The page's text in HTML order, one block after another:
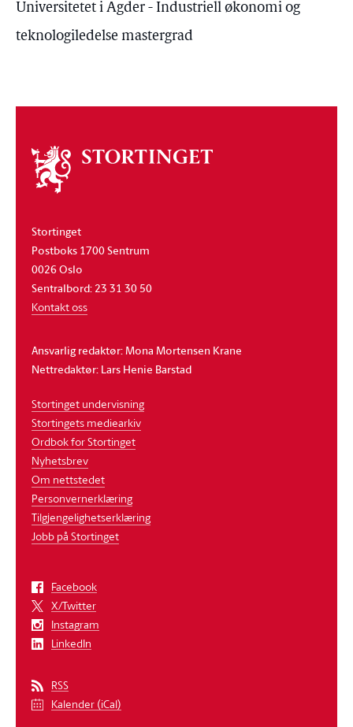
Universitetet i Agder - Industriell økonomi og
teknologiledelse mastergrad
Om
stortinget
Stortinget
Postboks 1700 Sentrum
0026 Oslo
Sentralbord: 23 31 30 50
Kontakt oss
Ansvarlig redaktør: Mona Mortensen Krane
Nettredaktør: Lars Henie Barstad
Stortinget undervisning
Stortingets mediearkiv
Ordbok for Stortinget
Nyhetsbrev
Om nettstedet
Personvernerklæring
Tilgjengelighetserklæring
Jobb på Stortinget
Facebook
X/Twitter
Instagram
LinkedIn
RSS
Kalender (iCal)